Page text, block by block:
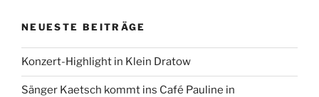
NEUESTE BEITRÄGE
Konzert-Highlight in Klein Dratow
Sänger Kaetsch kommt ins Café Pauline in